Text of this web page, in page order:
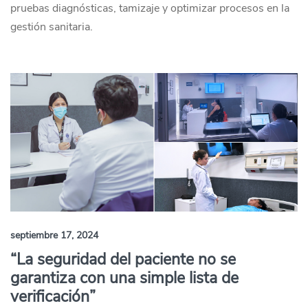
pruebas diagnósticas, tamizaje y optimizar procesos en la
gestión sanitaria.
septiembre 17, 2024
“La seguridad del paciente no se
garantiza con una simple lista de
verificación”